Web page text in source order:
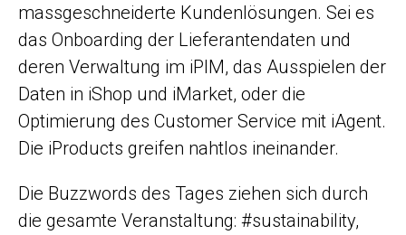
massgeschneiderte Kundenlösungen. Sei es
das Onboarding der Lieferantendaten und
deren Verwaltung im iPIM, das Ausspielen der
Daten in iShop und iMarket, oder die
Optimierung des Customer Service mit iAgent.
Die iProducts greifen nahtlos ineinander.
Die Buzzwords des Tages ziehen sich durch
die gesamte Veranstaltung: #sustainability,